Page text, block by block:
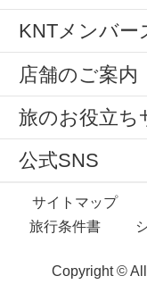
KNTメンバー
店舗のご案内
旅のお役立ち
公式SNS
サイトマップ
旅行条件書
Copyright ©